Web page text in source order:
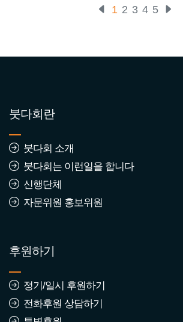
1 2 3 4 5
붓다회란
붓다회 소개
붓다회는 이런일을 합니다
신행단체
자문위원 홍보위원
후원하기
정기/일시 후원하기
전화후원 상담하기